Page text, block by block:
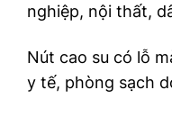
nghiệp, nội thất,
Nút cao su có lỗ
y tế, phòng sạch